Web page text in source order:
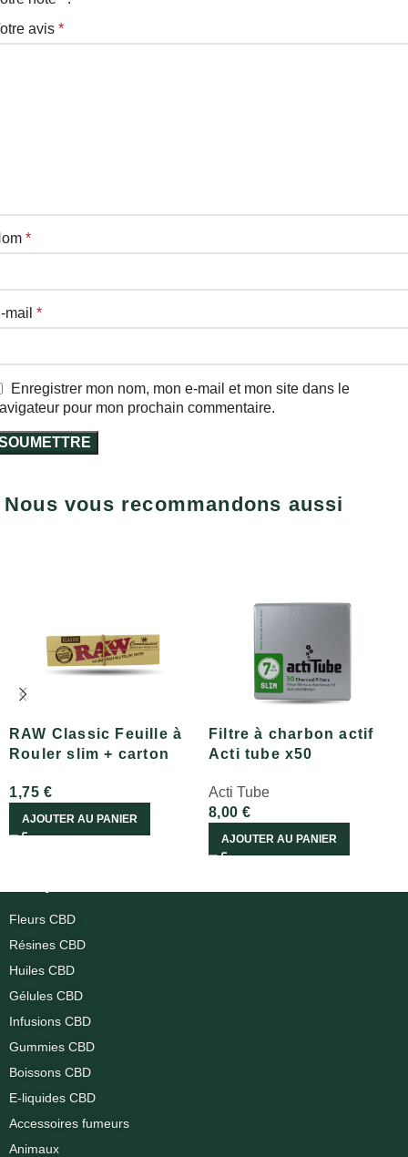
avis *
*
mail *
Enregistrer mon nom, mon e-mail et mon site dans le
pour mon prochain commentaire.
Nous vous recommandons aussi
RAW Classic Feuille à
Rouler slim + carton
1,75 €
AJOUTER AU PANIER
Filtre à charbon actif
Acti tube x50
Acti Tube
8,00€
AJOUTER AU PANIER
Fleurs CBD
Résines CBD
Huiles CBD
Gélules CBD
Infusions CBD
Gummies CBD
Boissons CBD
E-liquides CBD
Accessoires fumeurs
Animaux